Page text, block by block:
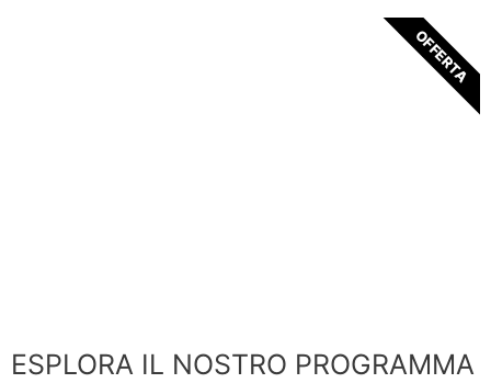
OFFERTA
ESPLORA IL NOSTRO PROGRAMMA